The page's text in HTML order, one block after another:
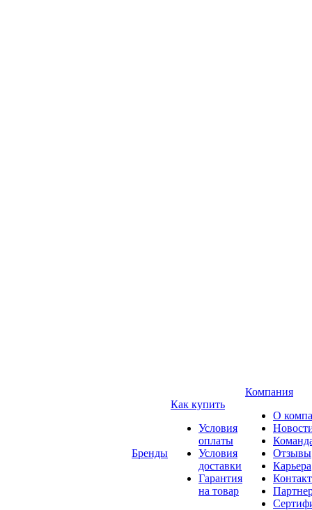
Бренды
Как купить
Условия
оплаты
Условия
доставки
Гарантия
на товар
Компания
О
Отзывы
Карьера